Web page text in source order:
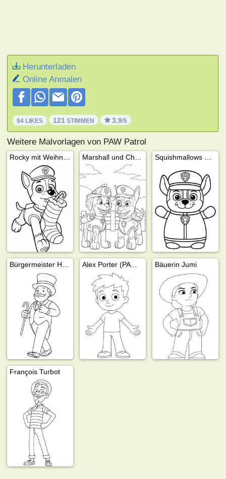
Herunterladen
Online Anmalen
94 LIKES 121 STIMMEN 3.9/5
Weitere Malvorlagen von PAW Patrol
Alex Porter (PAW Patrol) Bäuerin Jumi
François Turbot